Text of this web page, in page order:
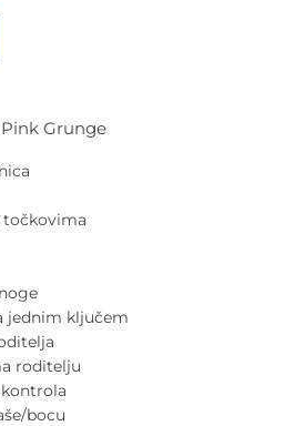
Grunge
točkovima
jednim ključem
roditelju
bocu